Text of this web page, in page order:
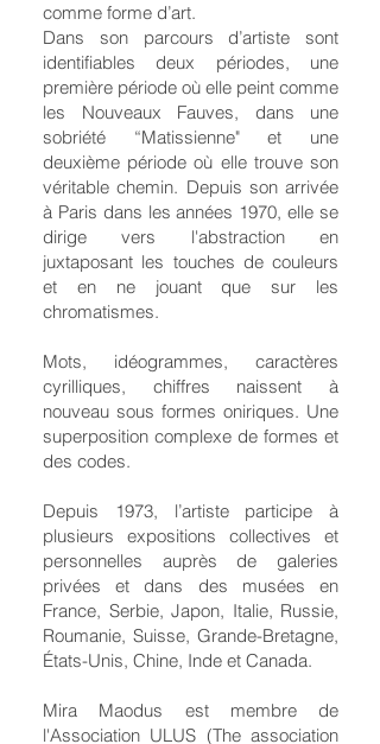
comme forme d’art.
Dans son parcours d’artiste sont
identifiables deux périodes, une
première période où elle peint comme
les Nouveaux Fauves, dans une
sobriété “Matissienne" et une
deuxième période où elle trouve son
véritable chemin. Depuis son arrivée
à Paris dans les années 1970, elle se
dirige vers l'abstraction en
juxtaposant les touches de couleurs
et en ne jouant que sur les
chromatismes.
Mots, idéogrammes, caractères
cyrilliques, chiffres naissent à
nouveau sous formes oniriques. Une
superposition complexe de formes et
des codes.
Depuis 1973, l’artiste participe à
plusieurs expositions collectives et
personnelles auprès de galeries
privées et dans des musées en
France, Serbie, Japon, Italie, Russie,
Roumanie, Suisse, Grande-Bretagne,
États-Unis, Chine, Inde et Canada.
Mira Maodus est membre de
l'Association ULUS (The association